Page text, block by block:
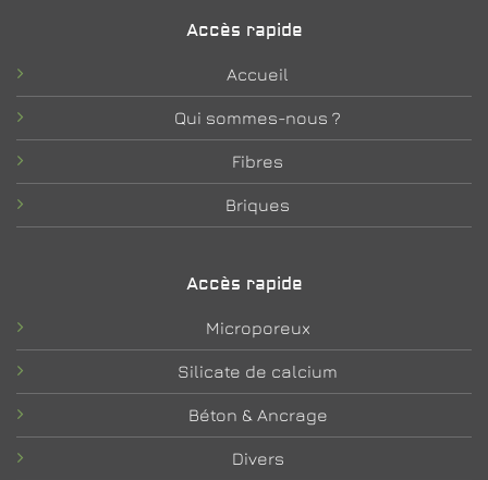
Accès rapide
Accueil
Qui sommes-nous ?
Fibres
Briques
Accès rapide
Microporeux
Silicate de calcium
Béton & Ancrage
Divers